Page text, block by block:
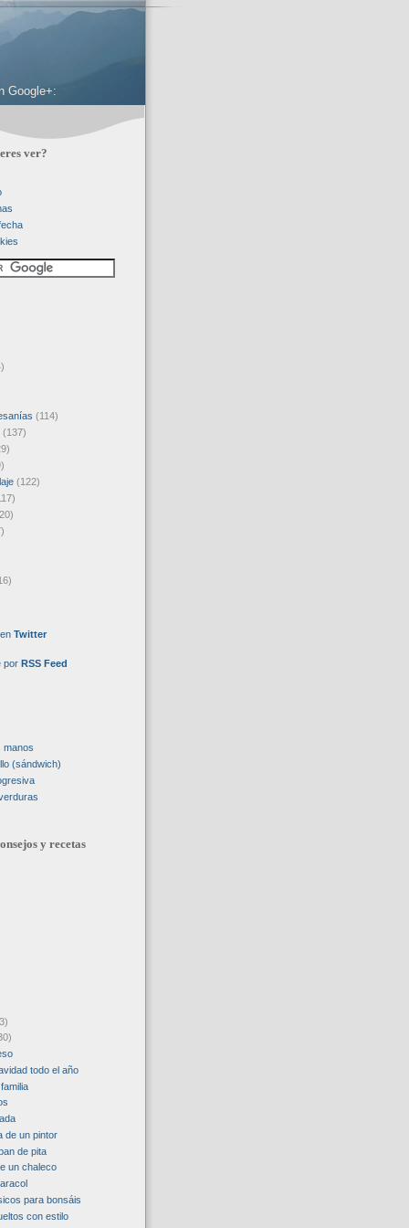
ver?
(114)
(137)
(122)
Google+:
Twitter
por RSS Feed
manos
(sándwich)
y recetas
todo el año
de un pintor
de pita
un chaleco
para bonsáis
con estilo